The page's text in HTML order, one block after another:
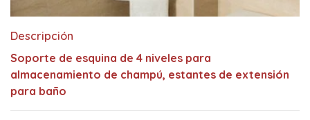
Descripción
Soporte de esquina de 4 niveles para
almacenamiento de champú, estantes de extensión
para baño